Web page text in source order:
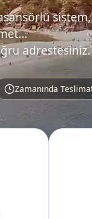
sistem,
adrestesiniz.
Zamanında